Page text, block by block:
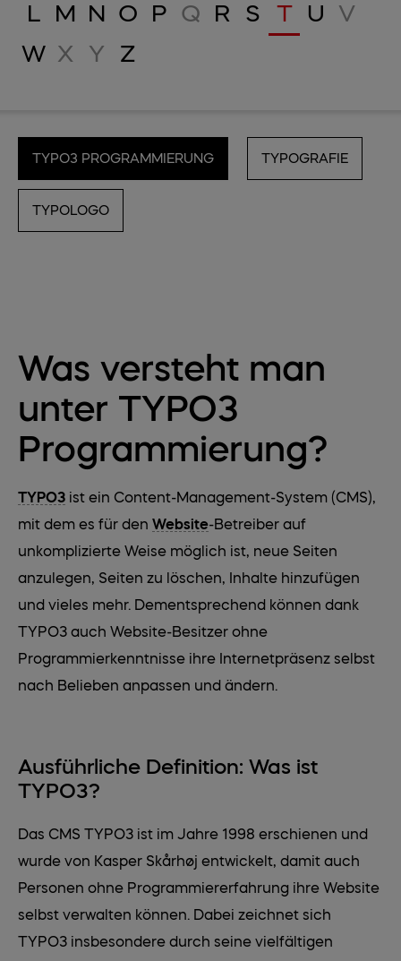
L
M N O P Q R S T U
V
W X Y Z
TYPO3 PROGRAMMIERUNG TYPOGRAFIE
TYPOLOGO
Was versteht man
unter TYPO3
Programmierung?
TYPO3 ist ein Content-Management-System (CMS),
mit dem es für den Website-Betreiber auf
unkomplizierte Weise möglich ist, neue Seiten
anzulegen, Seiten zu löschen, Inhalte hinzufügen
und vieles mehr. Dementsprechend können dank
TYPO3 auch Website-Besitzer ohne
Programmierkenntnisse ihre Internetpräsenz selbst
nach Belieben anpassen und ändern.
Ausführliche Definition: Was ist
TYPO3?
Das CMS TYPO3 ist im Jahre 1998 erschienen und
wurde von Kasper Skårhøj entwickelt, damit auch
Personen ohne Programmiererfahrung ihre Website
selbst verwalten können. Dabei zeichnet sich
TYPO3 insbesondere durch seine vielfältigen